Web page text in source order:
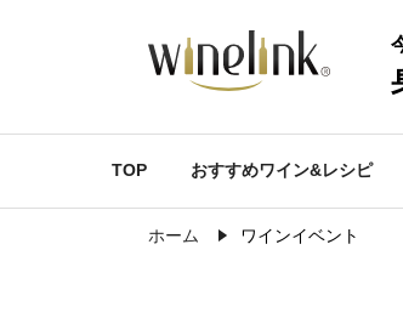
TOP おすすめワイン&レシピ
ホーム ワインイベント